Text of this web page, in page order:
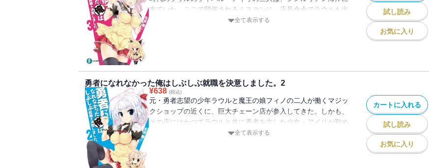
来ていた。ここで開催されるミスコンに、店長命令でラウルも出
場することになり――！？ 全て表示する
試し読み
お気に入り
勇者になれなかった俺はしぶしぶ就職を決意しました。2
¥638 (税込)
元・勇者志望の少年ラウルと魔王の娘フィノの二人が働くマジッ
クショップの近くに、巨大チェーン店が参入してきた。しかも、
その店にはかつてラウルと共に勇者を志した少女・アイリが勤め
全て表示する
カートに入れる
試し読み
お気に入り